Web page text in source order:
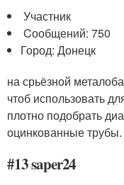
Участник
Cообщений: 750
Город: Донецк
на срьёзной
чтоб использовать
плотно подобрать
оцинкованные трубы.
#13 saper24